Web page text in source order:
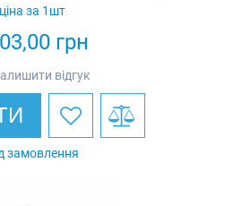
грн
ціна за 1шт
відгук
замовлення